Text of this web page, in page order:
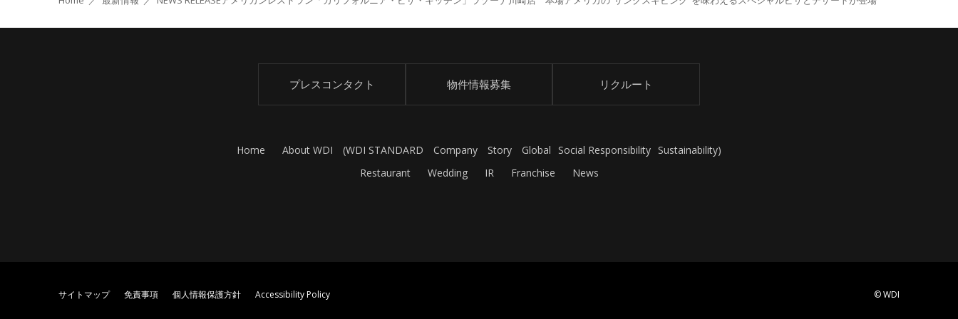
プレスコンタクト 物件情報募集 リクルート
Home About WDI (WDI STANDARD Company Story Global Social Responsibility Sustainability)
Restaurant
Wedding IR Franchise News
サイトマップ 免責事項 個人情報保護方針 Accessibility Policy © WDI